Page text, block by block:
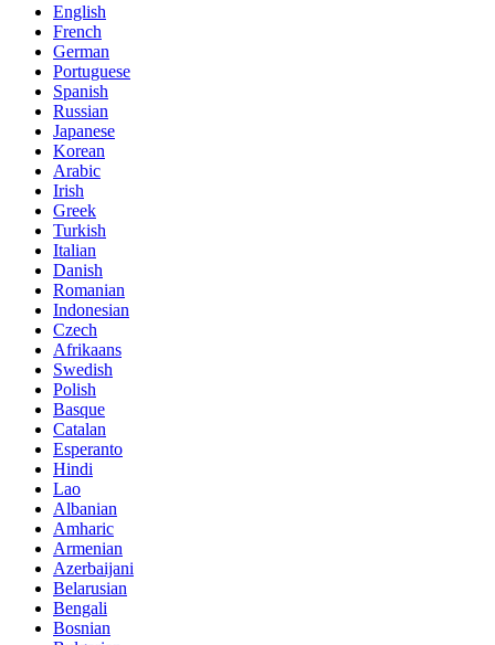
English
French
German
Portuguese
Spanish
Russian
Japanese
Korean
Arabic
Irish
Greek
Turkish
Italian
Danish
Romanian
Indonesian
Czech
Afrikaans
Swedish
Polish
Basque
Catalan
Esperanto
Hindi
Lao
Albanian
Amharic
Armenian
Azerbaijani
Belarusian
Bengali
Bosnian